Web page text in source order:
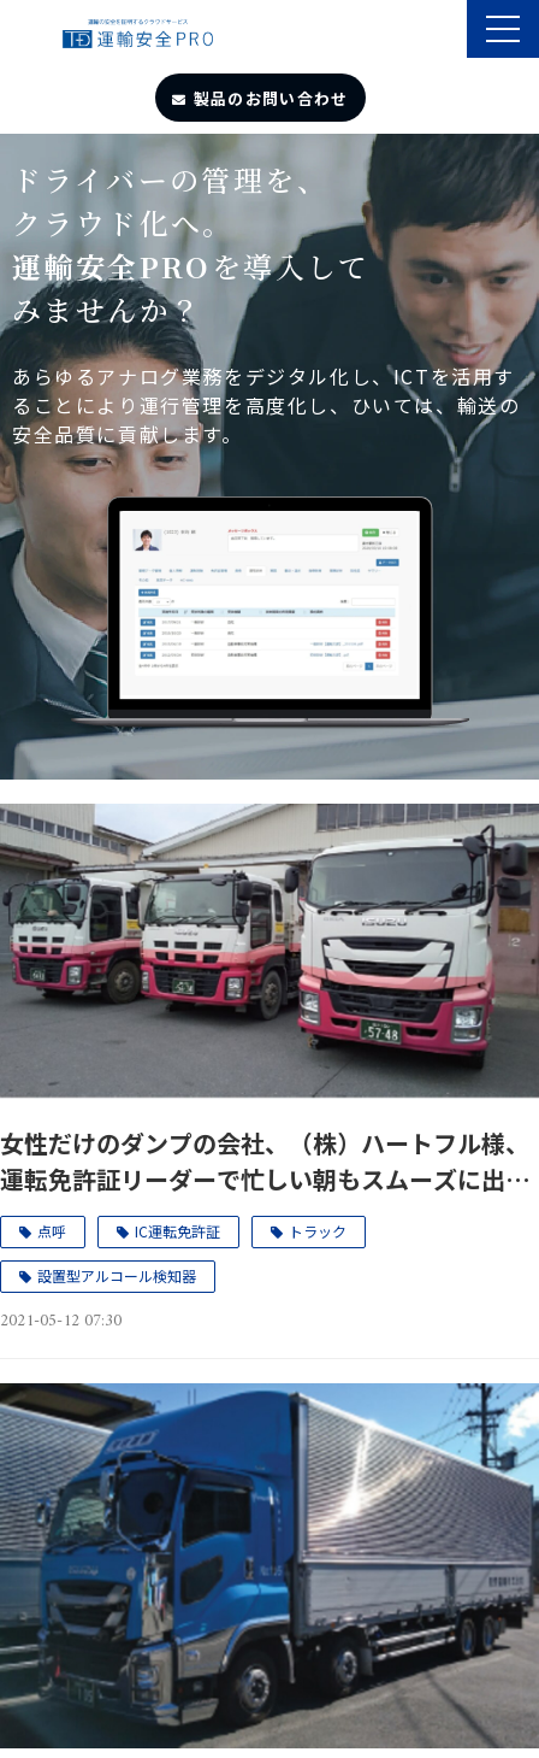
製品のお問い合わせ
TOP
導入事例
製品・サービス
自動点呼
遠隔点呼
お役立ちサイト
ドライバーの管理を、
クラウド化へ。
運輸安全PRO を導入して
みませんか？
あらゆるアナログ業務をデジタル化し、ICTを活用す
ることにより運行管理を高度化し、ひいては、輸送の
安全品質に貢献します。
女性だけのダンプの会社、（株）ハートフル様、
運転免許証リーダーで忙しい朝もスムーズに出
発！点呼 IC運転免許証 トラック
設置型アルコール検知器
2021-05-12 07:30